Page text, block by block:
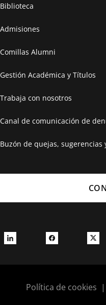
Biblioteca
Admisiones
Comillas Alumni
Gestión Académica y Títulos
Trabaja con nosotros
Canal de comunicación de
Buzón de quejas, sugerencias
Política de cookies |